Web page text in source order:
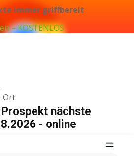
immer griffbereit
– KOSTENLOS
Ort
nächste
- online